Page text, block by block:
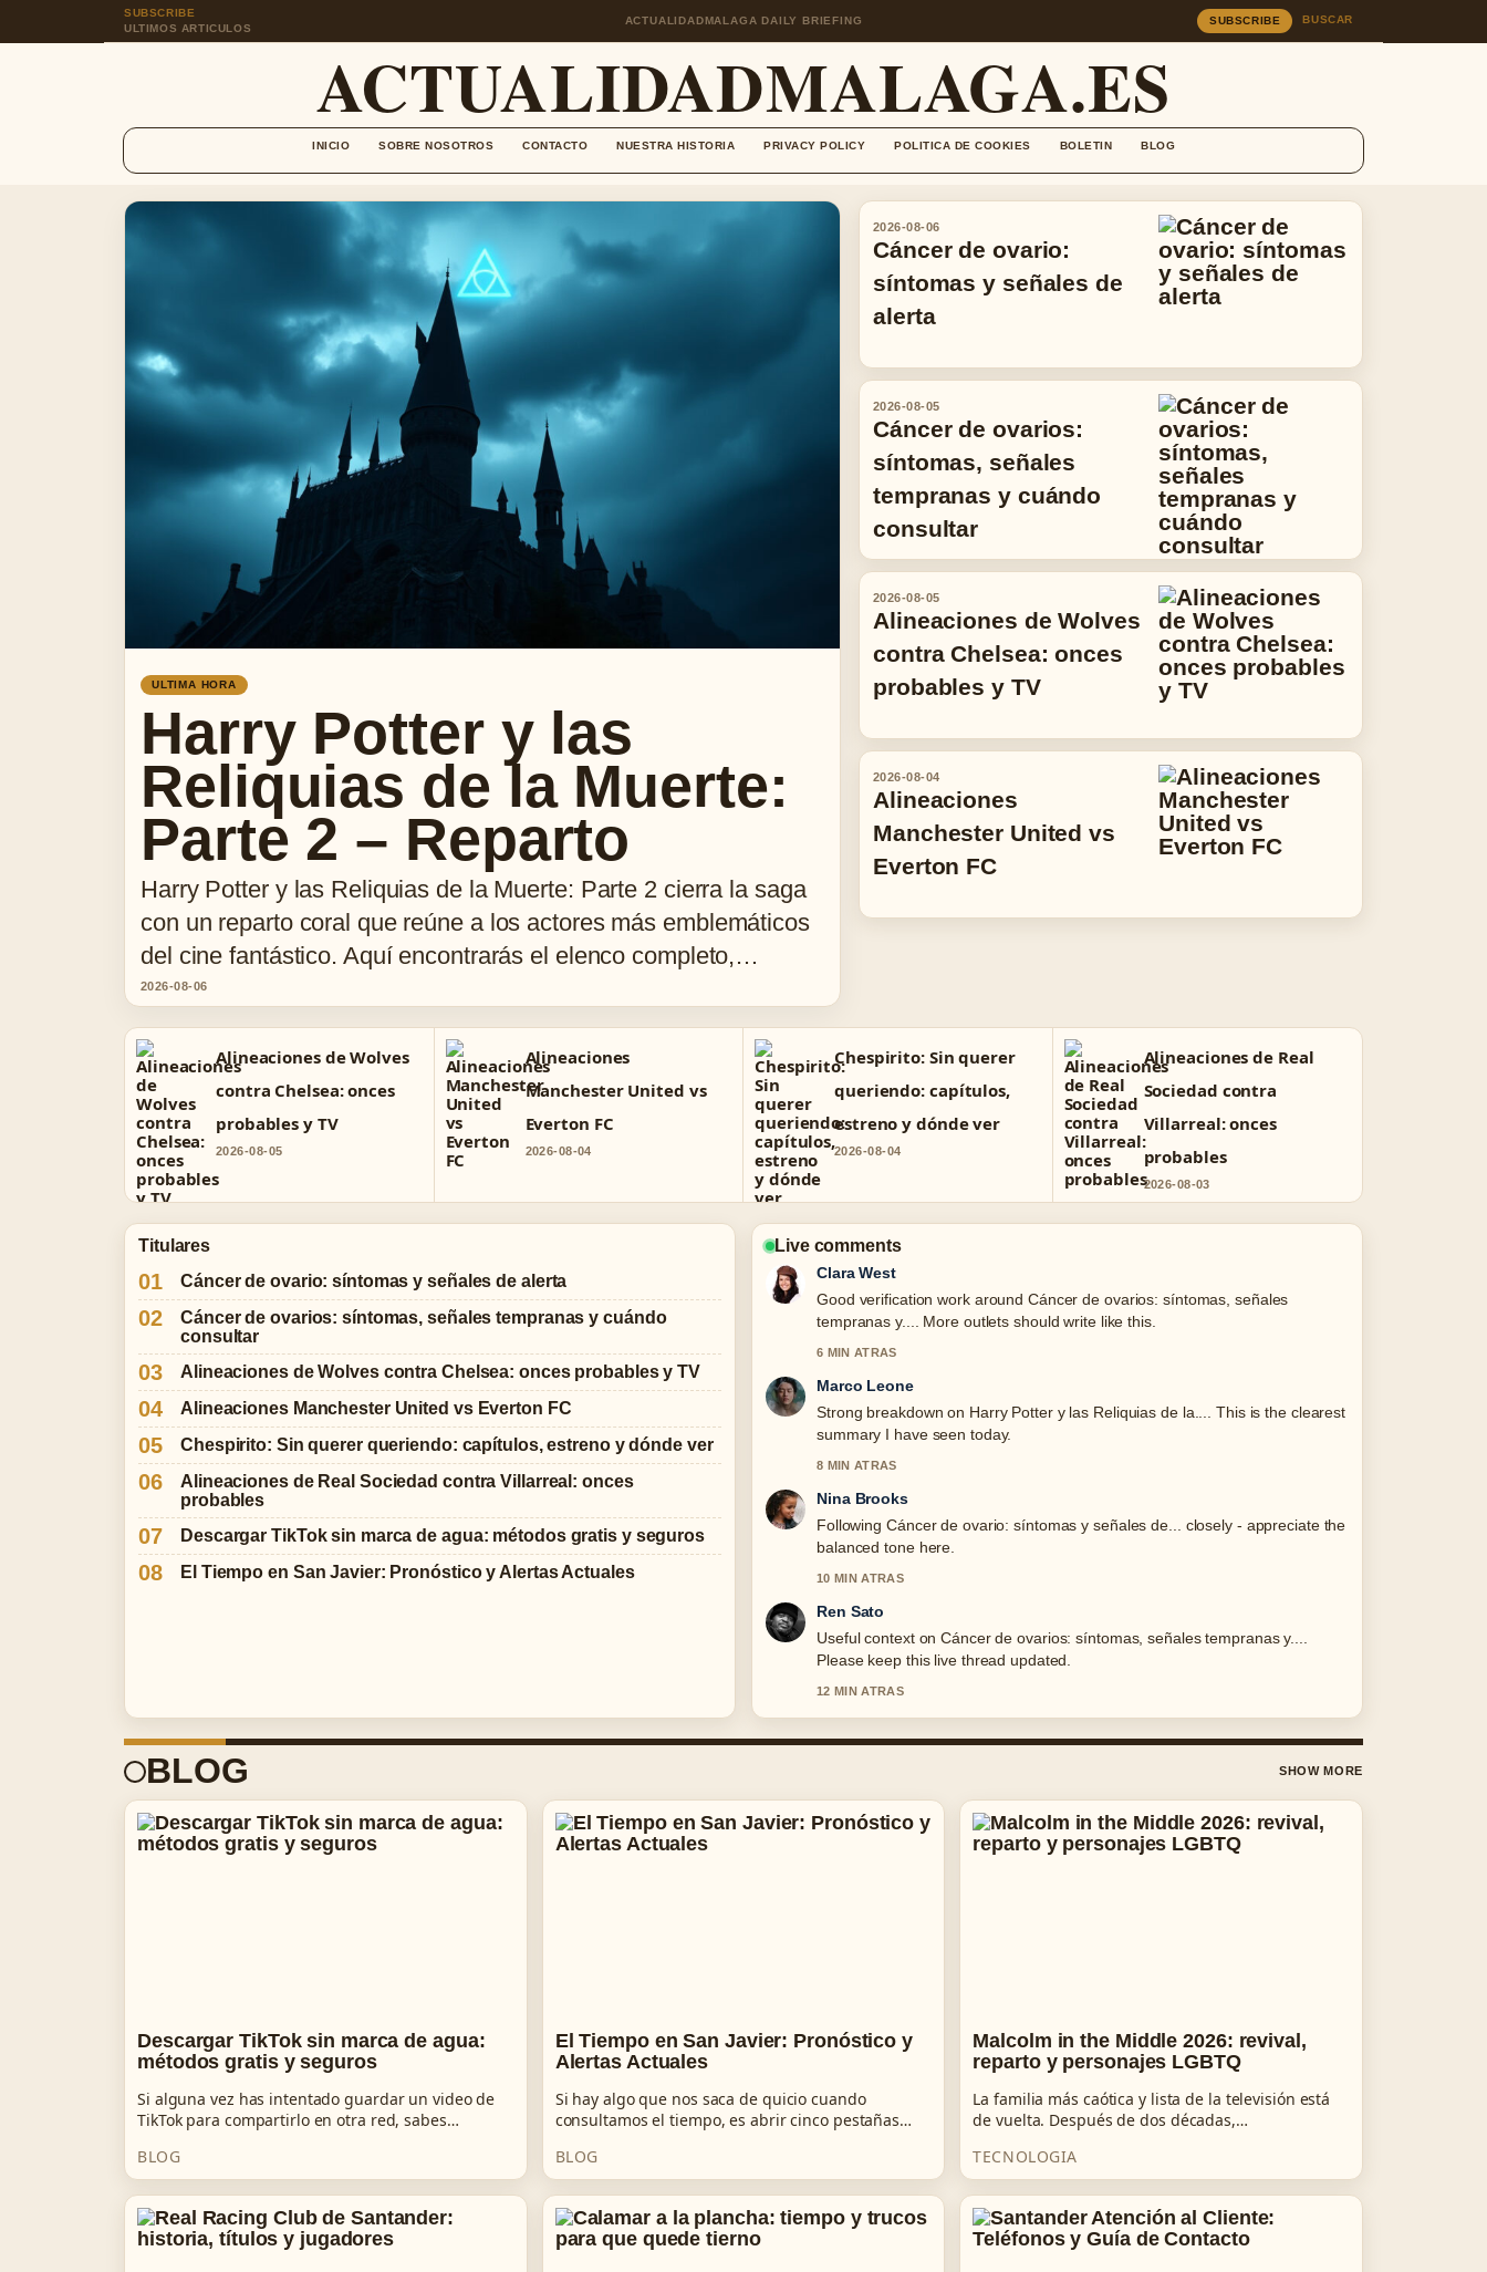
SUBSCRIBE
ULTIMOS ARTICULOS
ACTUALIDADMALAGA DAILY BRIEFING SUBSCRIBE BUSCAR
ACTUALIDADMALAGA.ES
INICIO SOBRE NOSOTROS CONTACTO NUESTRA HISTORIA PRIVACY POLICY POLITICA DE COOKIES BOLETIN BLOG
ULTIMA HORA
Harry Potter y las
Reliquias de la Muerte:
Parte 2 – Reparto
Harry Potter y las Reliquias de la Muerte: Parte 2 cierra la saga
con un reparto coral que reúne a los actores más emblemáticos
del cine fantástico. Aquí encontrarás el elenco completo,…
2026-08-06
2026-08-06
Cáncer de ovario:
síntomas y señales de
alerta
2026-08-05
Cáncer de ovarios:
síntomas, señales
tempranas y cuándo
consultar
2026-08-05
Alineaciones de Wolves
contra Chelsea: onces
probables y TV
2026-08-04
Alineaciones
Manchester United vs
Everton FC
Alineaciones de Wolves
contra Chelsea: onces
probables y TV
2026-08-05
Alineaciones
Manchester United vs
Everton FC
2026-08-04
Chespirito: Sin querer
queriendo: capítulos,
estreno y dónde ver
2026-08-04
Alineaciones de Real
Sociedad contra
Villarreal: onces
probables
2026-08-03
Titulares
Cáncer de ovario: síntomas y señales de alerta
Cáncer de ovarios: síntomas, señales tempranas y cuándo
consultar
Alineaciones de Wolves contra Chelsea: onces probables y TV
Alineaciones Manchester United vs Everton FC
Chespirito: Sin querer queriendo: capítulos, estreno y dónde ver
Alineaciones de Real Sociedad contra Villarreal: onces
probables
Descargar TikTok sin marca de agua: métodos gratis y seguros
El Tiempo en San Javier: Pronóstico y Alertas Actuales
Live comments
Clara West
Good verification work around Cáncer de ovarios: síntomas, señales
tempranas y.... More outlets should write like this.
6 MIN ATRAS
Marco Leone
Strong breakdown on Harry Potter y las Reliquias de la.... This is the clearest
summary I have seen today.
8 MIN ATRAS
Nina Brooks
Following Cáncer de ovario: síntomas y señales de... closely - appreciate the
balanced tone here.
10 MIN ATRAS
Ren Sato
Useful context on Cáncer de ovarios: síntomas, señales tempranas y....
Please keep this live thread updated.
12 MIN ATRAS
BLOG SHOW MORE
Descargar TikTok sin marca de agua:
métodos gratis y seguros
Si alguna vez has intentado guardar un video de
TikTok para compartirlo en otra red, sabes…
BLOG
El Tiempo en San Javier: Pronóstico y
Alertas Actuales
Si hay algo que nos saca de quicio cuando
consultamos el tiempo, es abrir cinco pestañas…
BLOG
Malcolm in the Middle 2026: revival,
reparto y personajes LGBTQ
La familia más caótica y lista de la televisión está
de vuelta. Después de dos décadas,…
TECNOLOGIA